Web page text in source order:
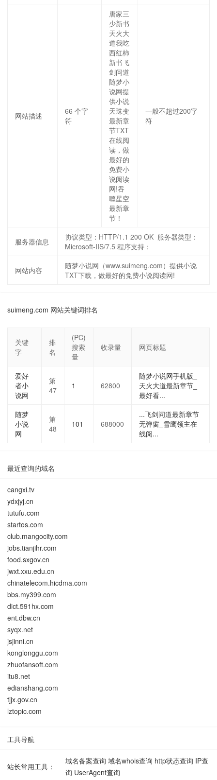
网站描述 66 个字
符
唐家三
少新书
天火大
道我吃
西红柿
新书飞
剑问道
随梦小
说网提
供小说
天珠变
最新章
节TXT
在线阅
读，做
最好的
免费小
说阅读
网!吞
噬星空
最新章
节！
一般不超过200字
符
服务器信息
协议类型：HTTP/1.1 200 OK 服务器类型：
Microsoft-IIS/7.5 程序支持：
网站内容
随梦小说网（www.suimeng.com）提供小说
TXT下载，做最好的免费小说阅读网!
suimeng.com 网站关键词排名
关键
字
排
名
(PC)
搜索
量
收录量 网页标题
爱好
者小
说网
第
47
1 62800
随梦小说网手机版_
天火大道最新章节_
最好看...
随梦
小说
网
第
48
101 688000
...飞剑问道最新章节
无弹窗_雪鹰领主在
线阅...
最近查询的域名
cangxi.tv
ydxjyj.cn
tutufu.com
startos.com
club.mangocity.com
jobs.tianjihr.com
food.sxgov.cn
jwxt.xxu.edu.cn
chinatelecom.hicdma.com
bbs.my399.com
dict.591hx.com
ent.dbw.cn
syqx.net
jsjinni.cn
konglonggu.com
zhuofansoft.com
itu8.net
edianshang.com
tjjx.gov.cn
lztopic.com
工具导航
站长常用工具：
域名备案查询 域名whois查询 http状态查询 IP查
询 UserAgent查询